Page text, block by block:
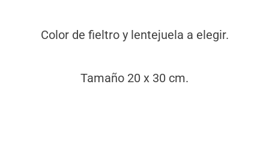
Color de fieltro y lentejuela a elegir.
Tamaño 20 x 30 cm.